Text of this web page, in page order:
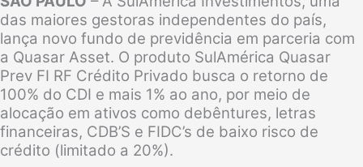
das maiores gestoras independentes do país,
lança novo fundo de previdência em parceria com
a Quasar Asset. O produto SulAmérica Quasar
Prev FI RF Crédito Privado busca o retorno de
100% do CDI e mais 1% ao ano, por meio de
alocação em ativos como debêntures, letras
financeiras, CDB’S e FIDC’s de baixo risco de
crédito (limitado a 20%).